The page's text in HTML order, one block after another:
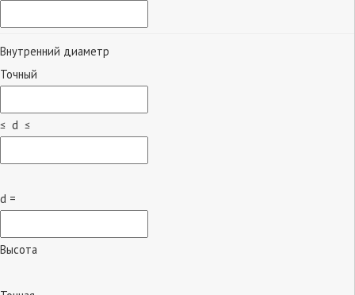
Внутренний диаметр
Точный
≤ d ≤
d =
Высота